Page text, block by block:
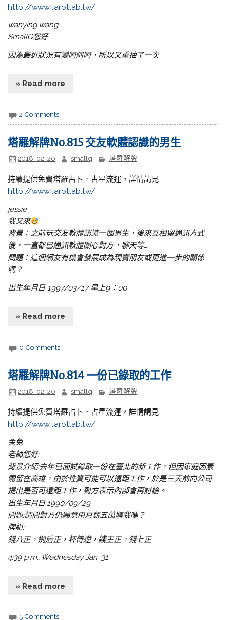
http://www.tarotlab.tw/
wanying wang
SmallQ您好
因為最近狀況有變阿阿阿，所以又重抽了一次
» Read more
2 Comments
塔羅解牌No.815 交友軟體認識的男生
2018-02-20 smallq 塔羅解牌
持續提供免費塔羅占卜．占星流運，詳情請見
http://www.tarotlab.tw/
jessie
我又來
背景：之前玩交友軟體認識一個男生，後來互相留通訊方式
後，一直都已通訊軟體關心對方，聊天等…
問題：這個網友有機會發展成為現實朋友或更進一步的關係
嗎？
出生年月日 1997/03/17 早上9：00
» Read more
0 Comments
塔羅解牌No.814 一份已錄取的工作
2018-02-20 smallq 塔羅解牌
持續提供免費塔羅占卜．占星流運，詳情請見
http://www.tarotlab.tw/
兔兔
老師您好:
背景介紹:去年已面試錄取一份在臺北的新工作，但因家庭因素
需留在高雄，由於性質可能可以遠距工作，於是三天前向公司
提出是否可遠距工作，對方表示內部會再討論。
出生年月日:1990/09/29
問題:請問對方仍願意用月薪五萬聘我嗎？
牌組:
錢八正，劍后正，杯侍逆，錢王正，錢七正
4:39 p.m., Wednesday Jan. 31
» Read more
5 Comments